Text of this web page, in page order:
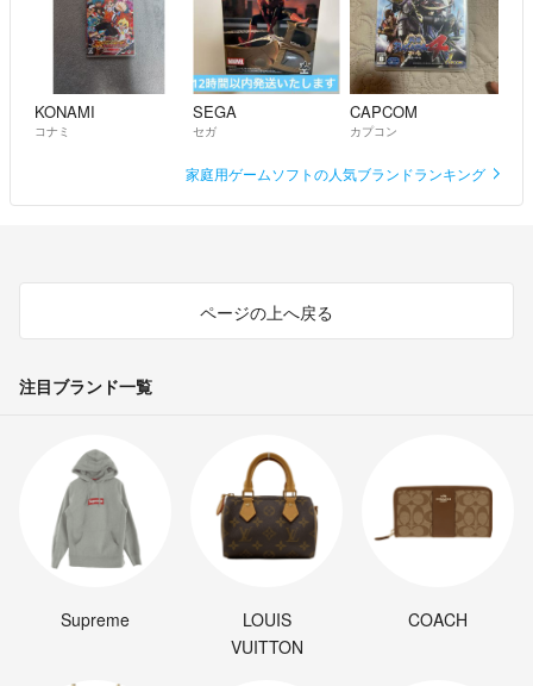
KONAMI
コナミ
SEGA
セガ
CAPCOM
カプコン
家庭用ゲームソフトの人気ブランドランキング
ページの上へ戻る
注目ブランド一覧
Supreme
LOUIS
VUITTON
COACH